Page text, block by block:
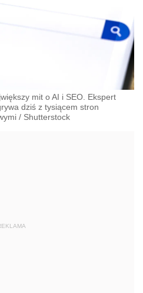
mit o AI i SEO. Ekspert
dziś z tysiącem stron
/ Shutterstock